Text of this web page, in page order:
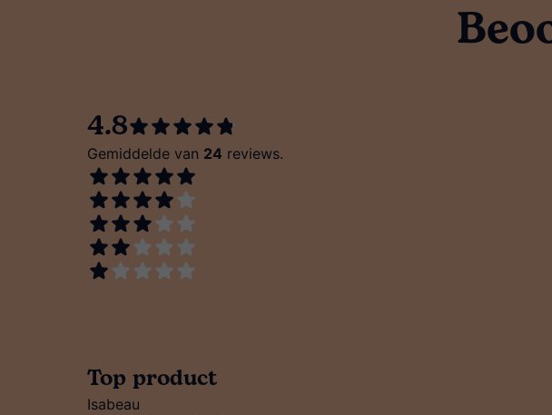
4.8
Gemiddelde van 24 reviews.
Top product
Isabeau